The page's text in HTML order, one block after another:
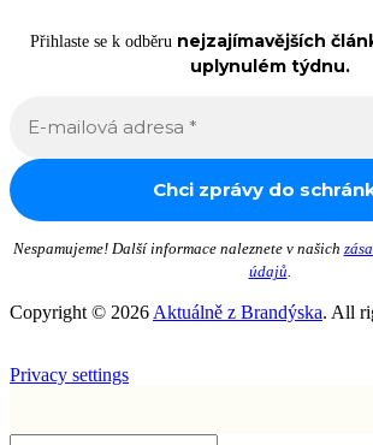
Přihlaste se k odběru nejzajímavějších
uplynulém týdnu.
Nespamujeme! Další informace naleznete v našich
údajů.
Copyright © 2026 Aktuálně z Brandýska. All
Privacy settings